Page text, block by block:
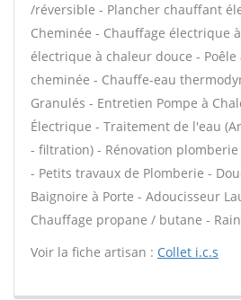
/réversible - Plancher chauffant
Cheminée - Chauffage électrique
électrique à chaleur douce -
cheminée - Chauffe-eau
Granulés - Entretien Pompe à
Électrique - Traitement de l'eau
- filtration) - Rénovation
- Petits travaux de Plomberie -
Baignoire à Porte - Adoucisseur
Chauffage propane / butane -
Voir la fiche artisan : Collet i.c.s